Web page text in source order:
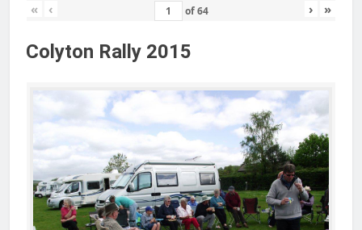
« ‹ of64 › »
Colyton Rally 2015